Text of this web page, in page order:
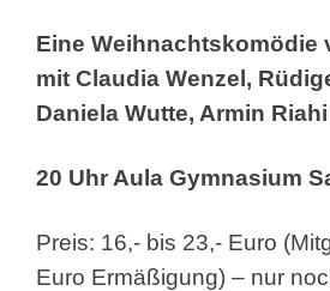
Eine Weihnachtskomödie
mit Claudia Wenzel,
Daniela Wutte, Armin
20 Uhr Aula Gymnasium
Preis: 16,- bis 23,- Euro
Euro Ermäßigung) – nur